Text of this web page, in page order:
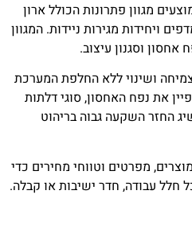
מגוון פתרונות הכולל ארון
ויחידות מגירות ניידות. המגוון
וסגנון עיצוב.
ושינוי ללא החלפת המערכת
את נפח האחסון, סוגי דלתות
החזר השקעה גבוה בריהוט
מפרטים וטווחי מחירים כדי
חלל עבודה, חדר ישיבות או קבלה.